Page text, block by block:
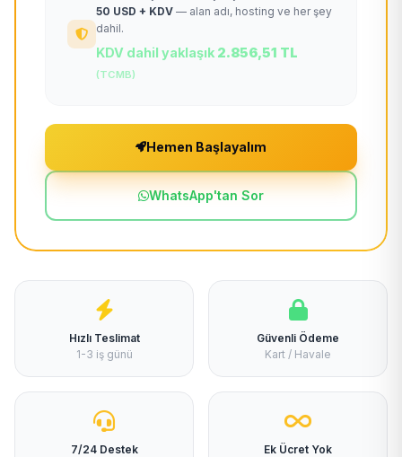
50 USD + KDV — alan adı, hosting ve her şey
dahil.
KDV dahil yaklaşık 2.856,51 TL
(TCMB)
Hemen Başlayalım
WhatsApp'tan Sor
Hızlı Teslimat
1-3 iş günü
Güvenli Ödeme
Kart / Havale
7/24 Destek
Ek Ücret Yok